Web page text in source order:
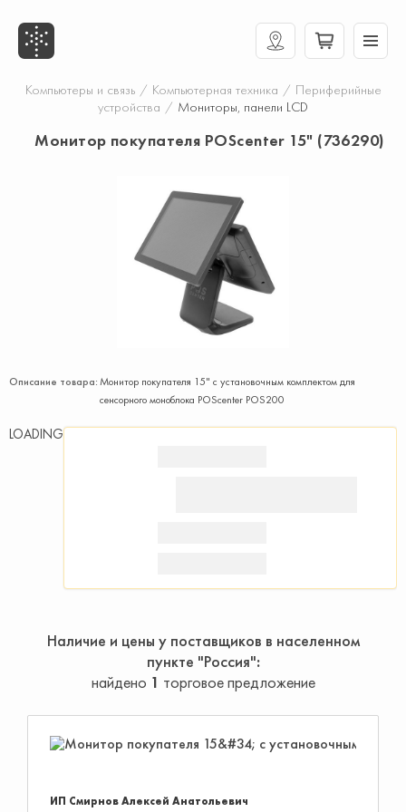
Компьютеры и связь / Компьютерная техника / Периферийные
устройства / Мониторы, панели LCD
Монитор покупателя POScenter 15" (736290)
Описание товара:Монитор покупателя 15" с установочным комплектом для
сенсорного моноблока POScenter POS200
LOADING
Наличие и цены у поставщиков в населенном
пункте "Россия"
найдено 1 торговое предложение
ИП Смирнов Алексей Анатольевич